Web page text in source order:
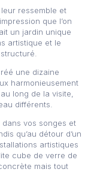
ressemble et
que l’on
un jardin unique
artistique et le
une dizaine
harmonieusement
long de la visite,
différents.
vos songes et
qu’au détour d’un
artistiques
cube de verre de
mais tout